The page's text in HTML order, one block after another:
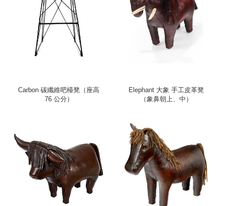
Carbon 碳纖維吧檯凳（座高
76 公分）
Elephant 大象 手工皮革凳
（象鼻朝上、中）